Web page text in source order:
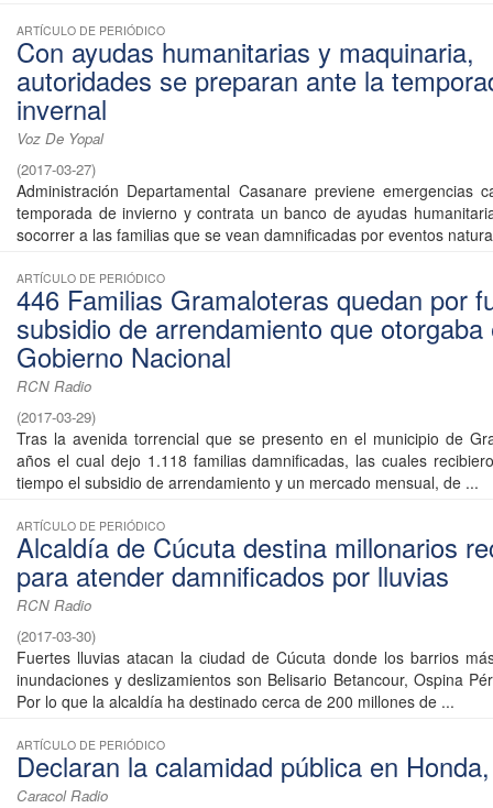
ARTÍCULO DE PERIÓDICO
Con ayudas humanitarias y maquinaria,
autoridades se preparan ante la
invernal
Voz De Yopal
(2017-03-27)
Administración Departamental Casanare previene emergencias
temporada de invierno y contrata un banco de ayudas
socorrer a las familias que se vean damnificadas por eventos
ARTÍCULO DE PERIÓDICO
446 Familias Gramaloteras quedan por
subsidio de arrendamiento que otorgaba
Gobierno Nacional
RCN Radio
(2017-03-29)
Tras la avenida torrencial que se presento en el municipio de
años el cual dejo 1.118 familias damnificadas, las cuales
tiempo el subsidio de arrendamiento y un mercado mensual, de ...
ARTÍCULO DE PERIÓDICO
Alcaldía de Cúcuta destina millonarios
para atender damnificados por lluvias
RCN Radio
(2017-03-30)
Fuertes lluvias atacan la ciudad de Cúcuta donde los barrios
inundaciones y deslizamientos son Belisario Betancour, Ospina
Por lo que la alcaldía ha destinado cerca de 200 millones de ...
ARTÍCULO DE PERIÓDICO
Declaran la calamidad pública en
Caracol Radio